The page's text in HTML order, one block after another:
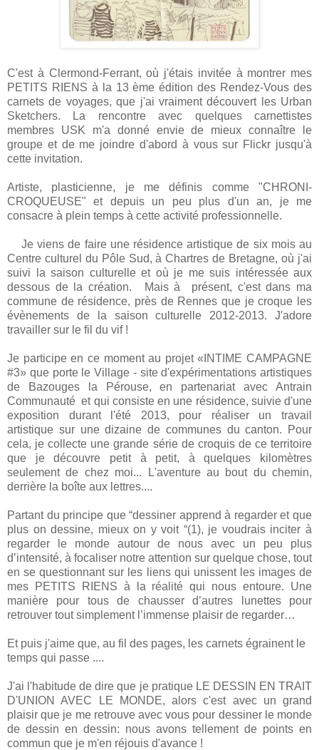
C'est à Clermond-Ferrant, où j'étais invitée à montrer mes
PETITS RIENS à la 13 ème édition des Rendez-Vous des
carnets de voyages, que j'ai vraiment découvert les Urban
Sketchers. La rencontre avec quelques carnettistes
membres USK m'a donné envie de mieux connaître le
groupe et de me joindre d'abord à vous sur Flickr jusqu'à
cette invitation.
Artiste, plasticienne, je me définis comme "CHRONI-
CROQUEUSE" et depuis un peu plus d'un an, je me
consacre à plein temps à cette activité professionnelle.
Je viens de faire une résidence artistique de six mois au
Centre culturel du Pôle Sud, à Chartres de Bretagne, où j'ai
suivi la saison culturelle et où je me suis intéressée aux
dessous de la création. Mais à présent, c'est dans ma
commune de résidence, près de Rennes que je croque les
évènements de la saison culturelle 2012-2013. J'adore
travailler sur le fil du vif !
Je participe en ce moment au projet «INTIME CAMPAGNE
#3» que porte le Village - site d'expérimentations artistiques
de Bazouges la Pérouse, en partenariat avec Antrain
Communauté et qui consiste en une résidence, suivie d'une
exposition durant l'été 2013, pour réaliser un travail
artistique sur une dizaine de communes du canton. Pour
cela, je collecte une grande série de croquis de ce territoire
que je découvre petit à petit, à quelques kilomètres
seulement de chez moi... L'aventure au bout du chemin,
derrière la boîte aux lettres....
Partant du principe que “dessiner apprend à regarder et que
plus on dessine, mieux on y voit “(1), je voudrais inciter à
regarder le monde autour de nous avec un peu plus
d’intensité, à focaliser notre attention sur quelque chose, tout
en se questionnant sur les liens qui unissent les images de
mes PETITS RIENS à la réalité qui nous entoure. Une
manière pour tous de chausser d’autres lunettes pour
retrouver tout simplement l’immense plaisir de regarder…
Et puis j'aime que, au fil des pages, les carnets égrainent le
temps qui passe ....
J'ai l'habitude de dire que je pratique LE DESSIN EN TRAIT
D'UNION AVEC LE MONDE, alors c'est avec un grand
plaisir que je me retrouve avec vous pour dessiner le monde
de dessin en dessin: nous avons tellement de points en
commun que je m'en réjouis d'avance !